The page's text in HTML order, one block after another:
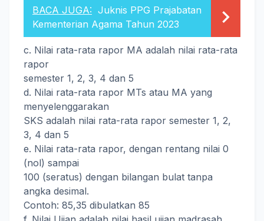
BACA JUGA: Juknis PPG Prajabatan
Kementerian Agama Tahun 2023
c. Nilai rata-rata rapor MA adalah nilai rata-rata
rapor
semester 1, 2, 3, 4 dan 5
d. Nilai rata-rata rapor MTs atau MA yang
menyelenggarakan
SKS adalah nilai rata-rata rapor semester 1, 2,
3, 4 dan 5
e. Nilai rata-rata rapor, dengan rentang nilai 0
(nol) sampai
100 (seratus) dengan bilangan bulat tanpa
angka desimal.
Contoh: 85,35 dibulatkan 85